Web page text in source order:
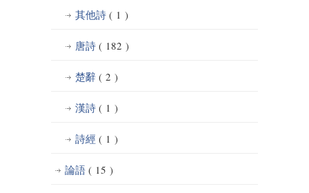
其他詩 ( 1 )
唐詩 ( 182 )
楚辭 ( 2 )
漢詩 ( 1 )
詩經 ( 1 )
論語 ( 15 )